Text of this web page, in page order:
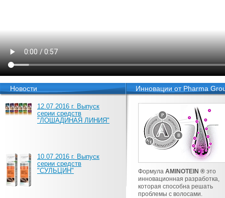
Новости
12.07.2016 г. Выпуск
серии средств
"ЛОШАДИНАЯ ЛИНИЯ"
10.07.2016 г. Выпуск
серии средств
"СУЛЬЦИН"
Инновации от Pharma
Формула AMINOTEIN ® это
инновационная разработка,
которая способна решать
проблемы с волосами.